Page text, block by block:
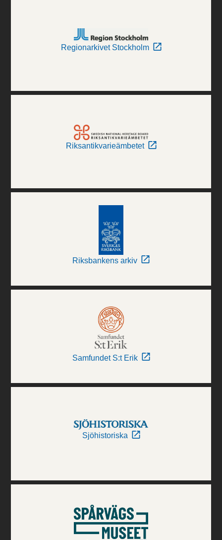
Regionarkivet Stockholm
Riksantikvarieämbetet
Riksbankens arkiv
Samfundet S:t Erik
Sjöhistoriska